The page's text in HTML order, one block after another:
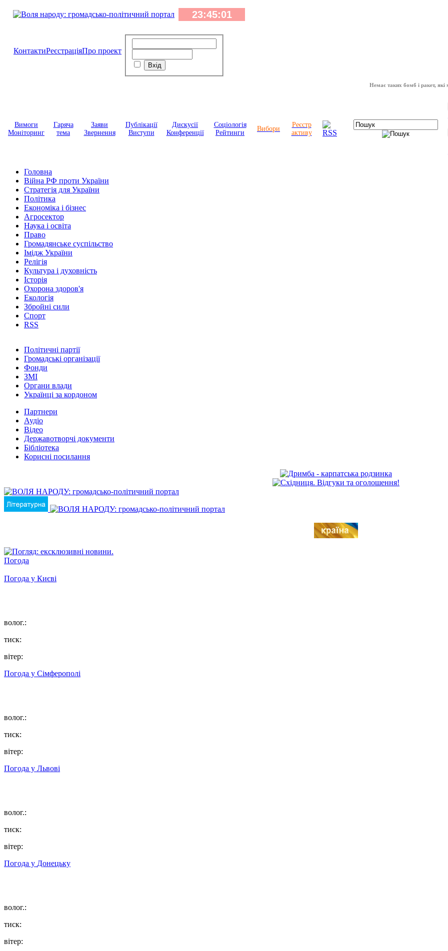
КонтактиРеєстраціяПро проект
Немає таких бомб і ракет, які
Вимоги
Моніторинг
Гаряча
тема
Заяви
Звернення
Публікації
Виступи
Дискусії
Конференції
Соціологія
Рейтинги
Вибори
Реєстр
активу
Головна
Війна РФ проти України
Стратегія для України
Політика
Економіка і бізнес
Агросектор
Наука і освіта
Право
Громадянське суспільство
Імідж України
Релігія
Культура і духовність
Історія
Охорона здоров'я
Екологія
Збройні сили
Спорт
RSS
Політичні партії
Громадські організації
Фонди
ЗМІ
Органи влади
Українці за кордоном
Партнери
Аудіо
Відео
Державотворчі документи
Бібліотека
Корисні посилання
Погода
Погода у Києві
волог.:
тиск:
вітер:
Погода у Сімферополі
волог.:
тиск:
вітер:
Погода у Львові
волог.:
тиск:
вітер:
Погода у Донецьку
волог.:
тиск:
вітер: